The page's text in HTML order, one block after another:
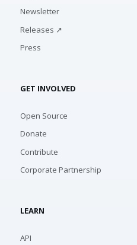
Newsletter
Releases ↗
Press
GET INVOLVED
Open Source
Donate
Contribute
Corporate Partnership
LEARN
API